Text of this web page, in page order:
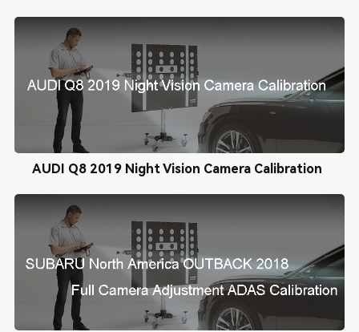
AUDI Q8 2019 Night Vision Camera Calibration